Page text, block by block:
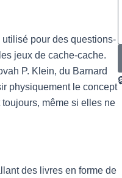
pour des questions-
jeux de cache-cache.
P. Klein, du Barnard
physiquement le concept
même si elles ne
des livres en forme de